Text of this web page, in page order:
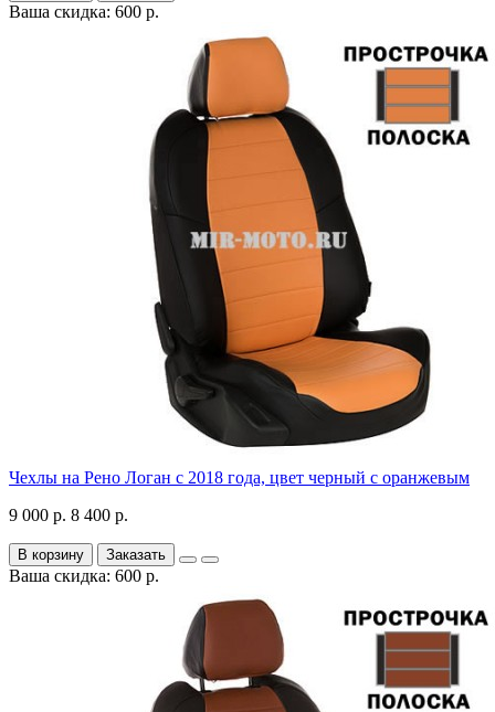
Ваша скидка: 600 р.
Чехлы на Рено Логан с 2018 года, цвет черный с оранжевым
9 000 р. 8 400 р.
В корзину Заказать
Ваша скидка: 600 р.